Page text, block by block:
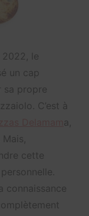
2022, le
un cap
sa propre
C’est à
a,
cette
connaissance